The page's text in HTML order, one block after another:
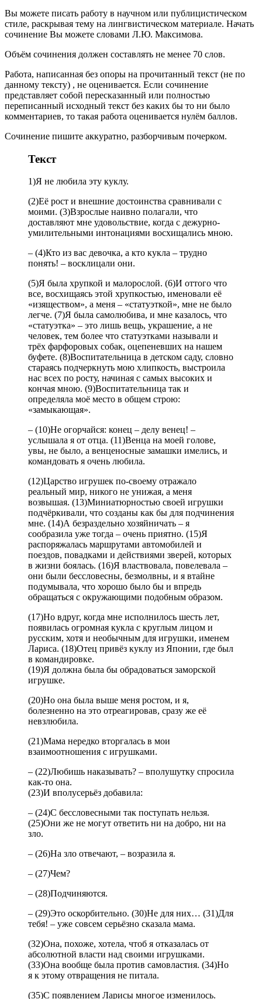
Вы можете писать работу в научном или публицистическом
стиле, раскрывая тему на лингвистическом материале. Начать
сочинение Вы можете словами Л.Ю. Максимова.
Объём сочинения должен составлять не менее 70 слов.
Работа, написанная без опоры на прочитанный текст (не по
данному тексту) , не оценивается. Если сочинение
представляет собой пересказанный или полностью
переписанный исходный текст без каких бы то ни было
комментариев, то такая работа оценивается нулём баллов.
Сочинение пишите аккуратно, разборчивым почерком.
Текст
1)Я не любила эту куклу.
(2)Её рост и внешние достоинства сравнивали с
моими. (3)Взрослые наивно полагали, что
доставляют мне удовольствие, когда с дежурно-
умилительными интонациями восхищались мною.
– (4)Кто из вас девочка, а кто кукла – трудно
понять! – восклицали они.
(5)Я была хрупкой и малорослой. (6)И оттого что
все, восхищаясь этой хрупкостью, именовали её
«изяществом», а меня – «статуэткой», мне не было
легче. (7)Я была самолюбива, и мне казалось, что
«статуэтка» – этo лишь вещь, украшение, а не
человек, тем более что статуэтками называли и
трёх фарфоровых собак, оцепеневших на нашем
буфете. (8)Воспитательница в детском саду, словно
стараясь подчеркнуть мою хлипкость, выстроила
нас всех по росту, начиная с самых высоких и
кончая мною. (9)Воспитательница так и
определяла моё место в общем строю:
«замыкающая».
– (10)Не огорчайся: конец – делу венец! –
услышала я от отца. (11)Венца на моей голове,
увы, не было, а венценосные замашки имелись, и
командовать я очень любила.
(12)Царство игрушек по-своему отражало
реальный мир, никого не унижая, а меня
возвышая. (13)Миниатюрностью своей игрушки
подчёркивали, что созданы как бы для подчинения
мне. (14)А безраздельно хозяйничать – я
сообразила уже тогда – очень приятно. (15)Я
распоряжалась маршрутами автомобилей и
поездов, повадками и действиями зверей, которых
в жизни боялась. (16)Я властвовала, повелевала –
они были бессловесны, безмолвны, и я втайне
подумывала, что хорошо было бы и впредь
обращаться с окружающими подобным образом.
(17)Но вдруг, когда мне исполнилось шесть лет,
появилась огромная кукла с круглым лицом и
русским, хотя и необычным для игрушки, именем
Лариса. (18)Отец привёз куклу из Японии, где был
в командировке.
(19)Я должна была бы обрадоваться заморской
игрушке.
(20)Но она была выше меня ростом, и я,
болезненно на это отреагировав, сразу же её
невзлюбила.
(21)Мама нередко вторгалась в мои
взаимоотношения с игрушками.
– (22)Любишь наказывать? – вполушутку спросила
как-то она.
(23)И вполусерьёз добавила:
– (24)С бессловесными так поступать нельзя.
(25)Они же не могут ответить ни на добро, ни на
зло.
– (26)На зло отвечают, – возразила я.
– (27)Чем?
– (28)Подчиняются.
– (29)Это оскорбительно. (30)Не для них… (31)Для
тебя! – уже совсем серьёзно сказала мама.
(32)Она, похоже, хотела, чтоб я отказалась от
абсолютной власти над своими игрушками.
(33)Она вообще была против самовластия. (34)Но
я к этому отвращения не питала.
(35)С появлением Ларисы многое изменилось.